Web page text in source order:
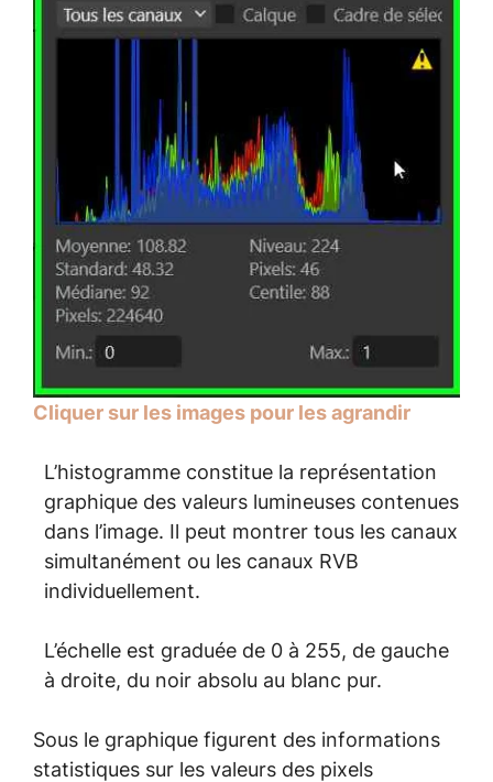
Cliquer sur les images pour les agrandir
L’histogramme constitue la représentation
graphique des valeurs lumineuses contenues
dans l’image. Il peut montrer tous les canaux
simultanément ou les canaux RVB
individuellement.
L’échelle est graduée de 0 à 255, de gauche
à droite, du noir absolu au blanc pur.
Sous le graphique figurent des informations
statistiques sur les valeurs des pixels